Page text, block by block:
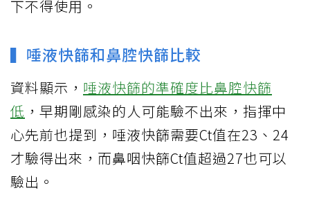
下不得使用。
▍唾液快篩和鼻腔快篩比較
資料顯示， 唾液快篩的準確度比鼻腔快篩
低 ，早期剛感染的人可能驗不出來，指揮中
心先前也提到，唾液快篩需要Ct值在23、24
才驗得出來，而鼻咽快篩Ct值超過27也可以
驗出。